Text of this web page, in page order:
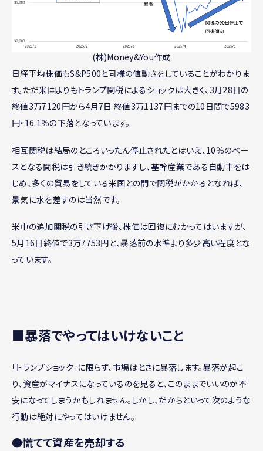
(株)Money&You作成
日経平均株価もS&P500と同様の値動きをしていることがわかりま
す。ただ米国よりもトランプ関税によるショックは大きく、3月28日の
終値3万7120円から4月7日 終値3万1137円までの10日間で5983
円・16.1％の下落となっています。
相互関税は結局のところいったん停止されたとはいえ、10％のベー
スとなる関税は引き続きかかりますし、基幹産業である自動車をは
じめ、多くの貿易をしている米国との間で関税がかかるとなれば、
景気に水を差すのは当然です。
米中の追加関税の引き下げ後、株価は回復にむかってはいますが、
5月16日終値で3万7753円と、暴落前の水準より多少高い程度とな
っています。
■暴落でやってはいけないこと
「トランプショック」に限らず、市場はときに暴落します。暴落が起こ
り、資産がマイナスになっているのを見ると、このままでいいのか不
安になってしまうかもしれません。しかし、だからといって次のような
行動は絶対にやってはいけません。
●慌てて資産を売却する